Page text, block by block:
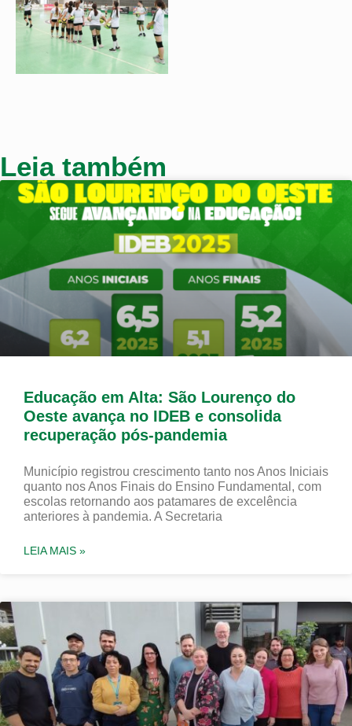
Leia também
Educação em Alta: São Lourenço do
Oeste avança no IDEB e consolida
recuperação pós-pandemia
Município registrou crescimento tanto nos Anos Iniciais
quanto nos Anos Finais do Ensino Fundamental, com
escolas retornando aos patamares de excelência
anteriores à pandemia. A Secretaria
LEIA MAIS »